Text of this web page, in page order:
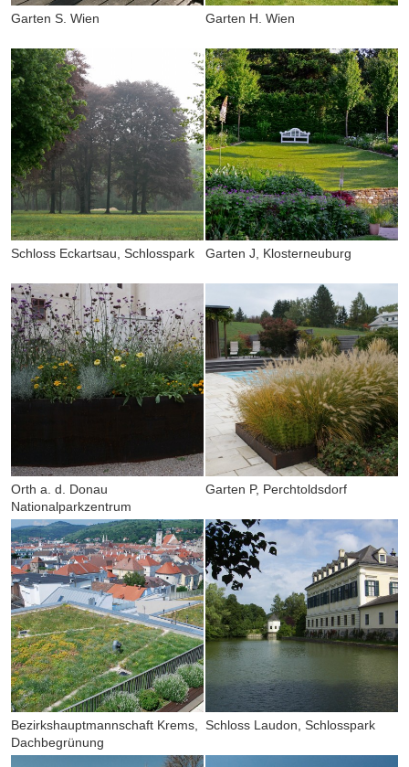
Garten S. Wien Garten H. Wien
Schloss Eckartsau, Schlosspark Garten J, Klosterneuburg
Orth a. d. Donau
Nationalparkzentrum
Garten P, Perchtoldsdorf
Bezirkshauptmannschaft Krems,
Dachbegrünung
Schloss Laudon, Schlosspark